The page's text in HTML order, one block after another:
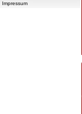
Impressum